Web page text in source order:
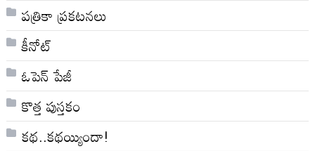
పత్రికా ప్రకటనలు
కీనోట్
ఓపెన్ పేజీ
కొత్త పుస్తకం
కథ..కథయ్యిందా!